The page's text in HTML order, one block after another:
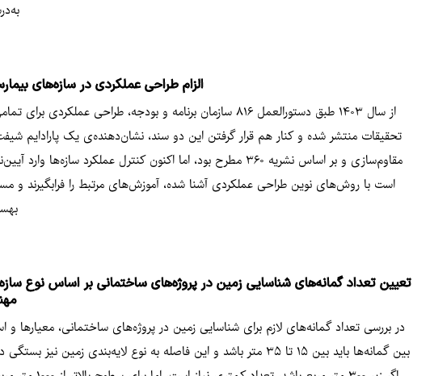
الزام طراحی عملکردی در سازه‌های بیمارستانی از ۱۴۰۳ و ضرورت تغییر
از سال ۱۴۰۳ طبق دستورالعمل ۸۱۶ سازمان برنامه و بودجه،
تحقیقات منتشر شده و کنار هم قرار گرفتن این دو سند، نشان‌دهنده‌ی یک پارادایم
مقاوم‌سازی و بر اساس نشریه ۳۶۰ مطرح بود، اما اکنون کنترل
است با روش‌های نوین طراحی عملکردی آشنا شده، آموزش‌های مرتبط را فرابگیرند و
تعیین تعداد گمانه‌های شناسایی زمین در پروژه‌های ساختمانی بر اساس نوع سازه
در بررسی تعداد گمانه‌های لازم برای شناسایی زمین در پروژه‌های ساختمانی،
بین گمانه‌ها باید بین ۱۵ تا ۳۵ متر باشد و این فاصله به نوع